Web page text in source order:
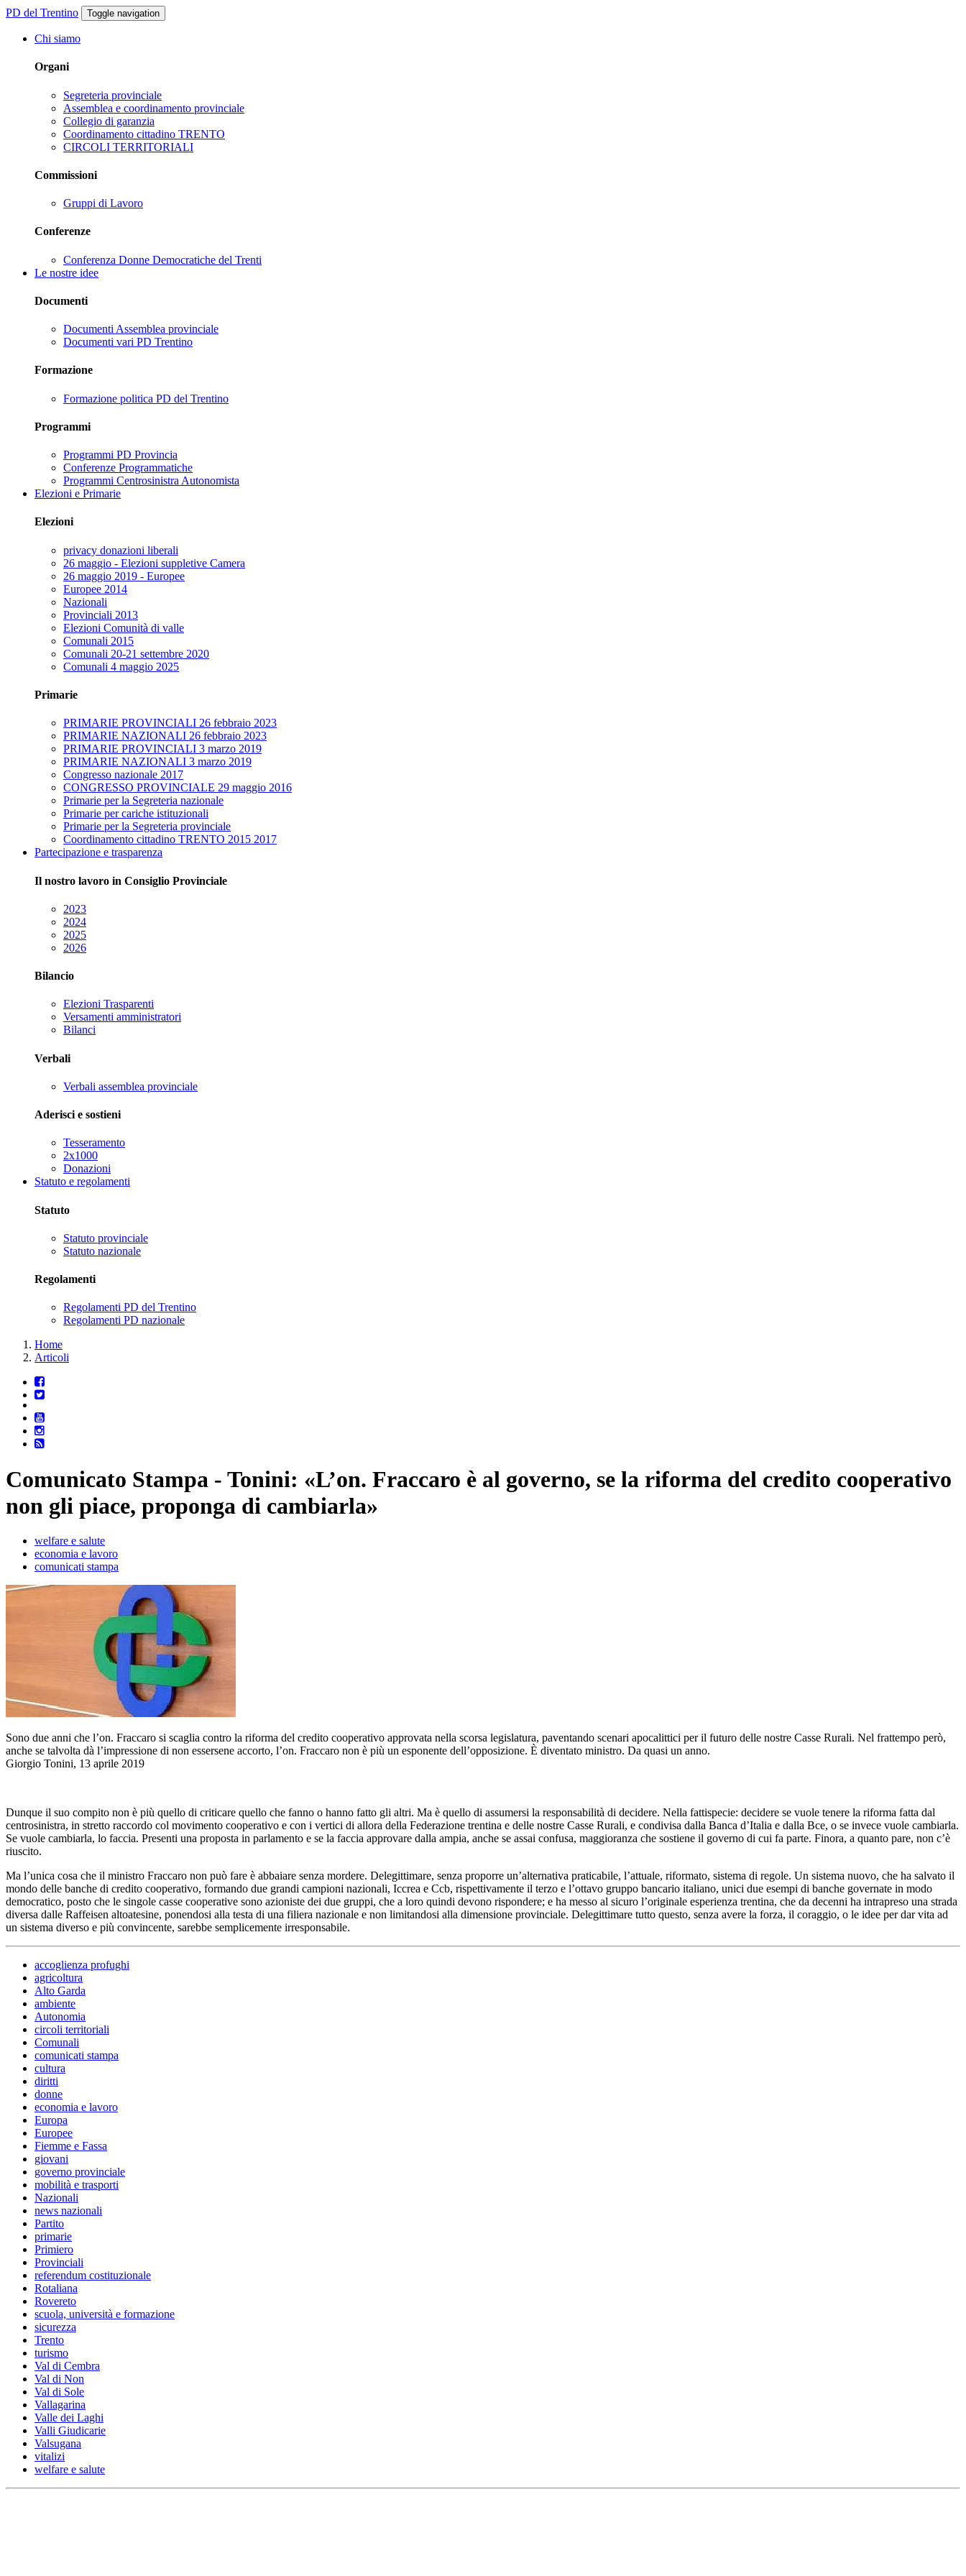
PD del Trentino Toggle navigation
Chi siamo
Organi
Segreteria provinciale
Assemblea e coordinamento provinciale
Collegio di garanzia
Coordinamento cittadino TRENTO
CIRCOLI TERRITORIALI
Commissioni
Gruppi di Lavoro
Conferenze
Conferenza Donne Democratiche del Trenti
Le nostre idee
Documenti
Documenti Assemblea provinciale
Documenti vari PD Trentino
Formazione
Formazione politica PD del Trentino
Programmi
Programmi PD Provincia
Conferenze Programmatiche
Programmi Centrosinistra Autonomista
Elezioni e Primarie
Elezioni
privacy donazioni liberali
26 maggio - Elezioni suppletive Camera
26 maggio 2019 - Europee
Europee 2014
Nazionali
Provinciali 2013
Elezioni Comunità di valle
Comunali 2015
Comunali 20-21 settembre 2020
Comunali 4 maggio 2025
Primarie
PRIMARIE PROVINCIALI 26 febbraio 2023
PRIMARIE NAZIONALI 26 febbraio 2023
PRIMARIE PROVINCIALI 3 marzo 2019
PRIMARIE NAZIONALI 3 marzo 2019
Congresso nazionale 2017
CONGRESSO PROVINCIALE 29 maggio 2016
Primarie per la Segreteria nazionale
Primarie per cariche istituzionali
Primarie per la Segreteria provinciale
Coordinamento cittadino TRENTO 2015 2017
Partecipazione e trasparenza
Il nostro lavoro in Consiglio Provinciale
2023
2024
2025
2026
Bilancio
Elezioni Trasparenti
Versamenti amministratori
Bilanci
Verbali
Verbali assemblea provinciale
Aderisci e sostieni
Tesseramento
2x1000
Donazioni
Statuto e regolamenti
Statuto
Statuto provinciale
Statuto nazionale
Regolamenti
Regolamenti PD del Trentino
Regolamenti PD nazionale
Home
Articoli
Comunicato Stampa - Tonini: «L’on. Fraccaro è al governo, se la riforma del credito cooperativo
non gli piace, proponga di cambiarla»
welfare e salute
economia e lavoro
comunicati stampa
Sono due anni che l’on. Fraccaro si scaglia contro la riforma del credito cooperativo approvata nella scorsa legislatura, paventando scenari apocalittici per il futuro delle nostre Casse Rurali. Nel frattempo però,
anche se talvolta dà l’impressione di non essersene accorto, l’on. Fraccaro non è più un esponente dell’opposizione. È diventato ministro. Da quasi un anno.
Giorgio Tonini, 13 aprile 2019
Dunque il suo compito non è più quello di criticare quello che fanno o hanno fatto gli altri. Ma è quello di assumersi la responsabilità di decidere. Nella fattispecie: decidere se vuole tenere la riforma fatta dal
centrosinistra, in stretto raccordo col movimento cooperativo e con i vertici di allora della Federazione trentina e delle nostre Casse Rurali, e condivisa dalla Banca d’Italia e dalla Bce, o se invece vuole cambiarla.
Se vuole cambiarla, lo faccia. Presenti una proposta in parlamento e se la faccia approvare dalla ampia, anche se assai confusa, maggioranza che sostiene il governo di cui fa parte. Finora, a quanto pare, non c’è
riuscito.
Ma l’unica cosa che il ministro Fraccaro non può fare è abbaiare senza mordere. Delegittimare, senza proporre un’alternativa praticabile, l’attuale, riformato, sistema di regole. Un sistema nuovo, che ha salvato il
mondo delle banche di credito cooperativo, formando due grandi campioni nazionali, Iccrea e Ccb, rispettivamente il terzo e l’ottavo gruppo bancario italiano, unici due esempi di banche governate in modo
democratico, posto che le singole casse cooperative sono azioniste dei due gruppi, che a loro quindi devono rispondere; e ha messo al sicuro l’originale esperienza trentina, che da decenni ha intrapreso una strada
diversa dalle Raffeisen altoatesine, ponendosi alla testa di una filiera nazionale e non limitandosi alla dimensione provinciale. Delegittimare tutto questo, senza avere la forza, il coraggio, o le idee per dar vita ad
un sistema diverso e più convincente, sarebbe semplicemente irresponsabile.
accoglienza profughi
agricoltura
Alto Garda
ambiente
Autonomia
circoli territoriali
Comunali
comunicati stampa
cultura
diritti
donne
economia e lavoro
Europa
Europee
Fiemme e Fassa
giovani
governo provinciale
mobilità e trasporti
Nazionali
news nazionali
Partito
primarie
Primiero
Provinciali
referendum costituzionale
Rotaliana
Rovereto
scuola, università e formazione
sicurezza
Trento
turismo
Val di Cembra
Val di Non
Val di Sole
Vallagarina
Valle dei Laghi
Valli Giudicarie
Valsugana
vitalizi
welfare e salute